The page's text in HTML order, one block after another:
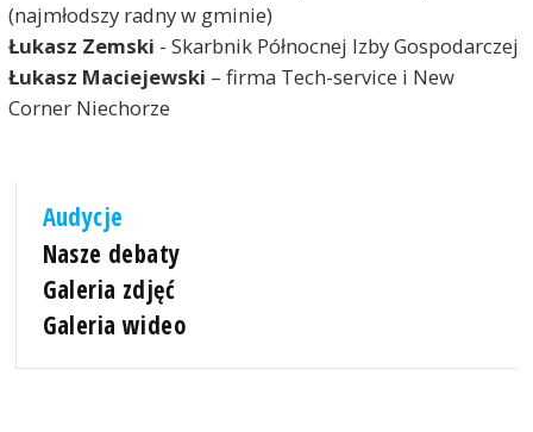
(najmłodszy radny w gminie)
Łukasz Zemski - Skarbnik Północnej Izby Gospodarczej
Łukasz Maciejewski – firma Tech-service i New
Corner Niechorze
Audycje
Nasze debaty
Galeria zdjęć
Galeria wideo